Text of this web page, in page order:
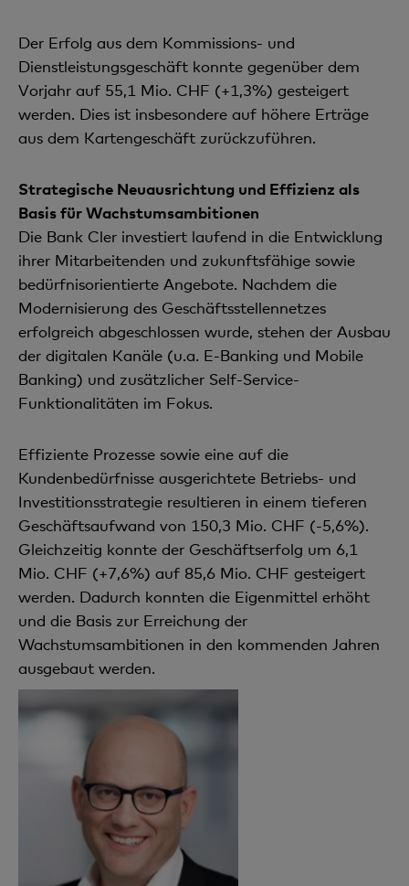
Der Erfolg aus dem Kommissions- und
Dienstleistungsgeschäft konnte gegenüber dem
Vorjahr auf 55,1 Mio. CHF (+1,3%) gesteigert
werden. Dies ist insbesondere auf höhere Erträge
aus dem Kartengeschäft zurückzuführen.
Strategische Neuausrichtung und Effizienz als
Basis für Wachstumsambitionen
Die Bank Cler investiert laufend in die Entwicklung
ihrer Mitarbeitenden und zukunftsfähige sowie
bedürfnisorientierte Angebote. Nachdem die
Modernisierung des Geschäftsstellennetzes
erfolgreich abgeschlossen wurde, stehen der Ausbau
der digitalen Kanäle (u.a. E-Banking und Mobile
Banking) und zusätzlicher Self-Service-
Funktionalitäten im Fokus.
Effiziente Prozesse sowie eine auf die
Kundenbedürfnisse ausgerichtete Betriebs- und
Investitionsstrategie resultieren in einem tieferen
Geschäftsaufwand von 150,3 Mio. CHF (-5,6%).
Gleichzeitig konnte der Geschäftserfolg um 6,1
Mio. CHF (+7,6%) auf 85,6 Mio. CHF gesteigert
werden. Dadurch konnten die Eigenmittel erhöht
und die Basis zur Erreichung der
Wachstumsambitionen in den kommenden Jahren
ausgebaut werden.